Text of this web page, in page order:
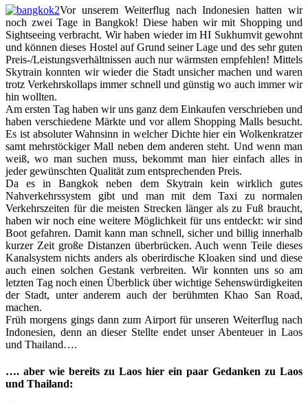
Vor unserem Weiterflug nach Indonesien hatten wir
noch zwei Tage in Bangkok! Diese haben wir mit Shopping und
Sightseeing verbracht. Wir haben wieder im HI Sukhumvit gewohnt
und können dieses Hostel auf Grund seiner Lage und des sehr guten
Preis-/Leistungsverhältnissen auch nur wärmsten empfehlen! Mittels
Skytrain konnten wir wieder die Stadt unsicher machen und waren
trotz Verkehrskollaps immer schnell und günstig wo auch immer wir
hin wollten.
Am ersten Tag haben wir uns ganz dem Einkaufen verschrieben und
haben verschiedene Märkte und vor allem Shopping Malls besucht.
Es ist absoluter Wahnsinn in welcher Dichte hier ein Wolkenkratzer
samt mehrstöckiger Mall neben dem anderen steht. Und wenn man
weiß, wo man suchen muss, bekommt man hier einfach alles in
jeder gewünschten Qualität zum entsprechenden Preis.
Da es in Bangkok neben dem Skytrain kein wirklich gutes
Nahverkehrssystem gibt und man mit dem Taxi zu normalen
Verkehrszeiten für die meisten Strecken länger als zu Fuß braucht,
haben wir noch eine weitere Möglichkeit für uns entdeckt: wir sind
Boot gefahren. Damit kann man schnell, sicher und billig innerhalb
kurzer Zeit große Distanzen überbrücken. Auch wenn Teile dieses
Kanalsystem nichts anders als oberirdische Kloaken sind und diese
auch einen solchen Gestank verbreiten. Wir konnten uns so am
letzten Tag noch einen Überblick über wichtige Sehenswürdigkeiten
der Stadt, unter anderem auch der berühmten Khao San Road,
machen.
Früh morgens gings dann zum Airport für unseren Weiterflug nach
Indonesien, denn an dieser Stellte endet unser Abenteuer in Laos
und Thailand….
…. aber wie bereits zu Laos hier ein paar Gedanken zu Laos
und Thailand: